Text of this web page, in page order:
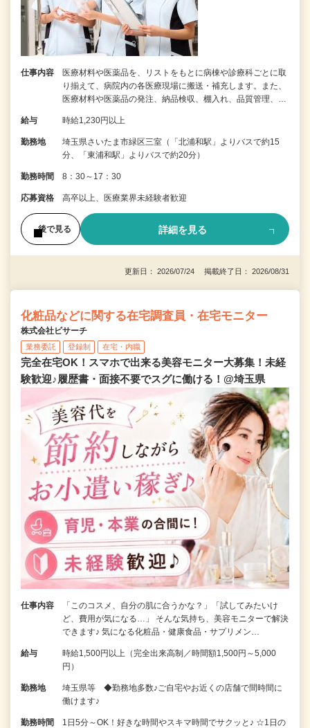
仕事内容
医療材料や医薬品を、リストをもとに病棟や診療科ごとに取
り揃えて、病院内の各医療現場に搬送・補充します。また、
医療材料や医薬品の発注、納品検収、棚入れ、品質管理、…
給与 時給1,230円以上
勤務地
埼玉県さいたま市緑区三室（「北浦和駅」よりバスで約15
分、「東浦和駅」よりバスで約20分）
勤務時間 8：30～17：30
応募資格 高卒以上、医療業界未経験者歓迎
後で見る 詳細を見る
更新日： 2026/07/24 掲載終了日： 2026/08/31
化粧品などに関する在宅調査員・在宅モニター
株式会社ビサーチ
業務委託 登録制 在宅・内職
完全在宅OK！スマホで出来る美容モニター大募集！未経
験歓迎♪履歴書・面接不要でスグに働ける！@埼玉県
仕事内容
「このコスメ、自分の肌に合うかな？」「試してみたいけ
ど、費用が気になる…」 そんな気持ち、美容モニターで解決
できます♪ 気になる化粧品・健康食品・サプリメン…
給与
時給1,500円以上（完全出来高制／時間額1,500円～5,000
円）
勤務地
埼玉県等 ◆勤務地多数♪ご自宅やお近くの店舗で間時間に
働けます♪
勤務時間
1日5分～OK！好きな時間やスキマ時間でサクッと♪ ☆1日の